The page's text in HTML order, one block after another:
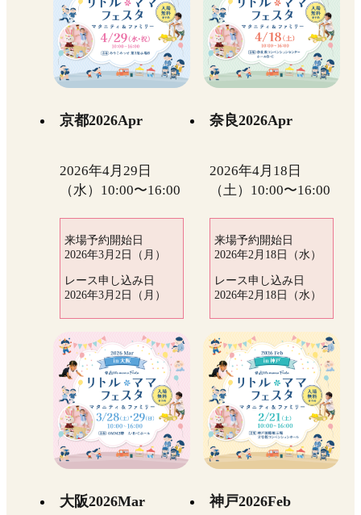
京都2026Apr
2026年4月29日
（水）10:00〜16:00
来場予約開始日
2026年3月2日（月）
レース申し込み日
2026年3月2日（月）
奈良2026Apr
2026年4月18日
（土）10:00〜16:00
来場予約開始日
2026年2月18日（水）
レース申し込み日
2026年2月18日（水）
大阪2026Mar 神戸2026Feb